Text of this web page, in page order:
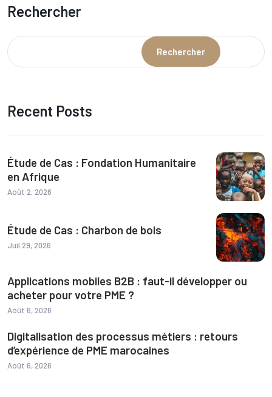
Rechercher
Rechercher
Recent Posts
Étude de Cas : Fondation Humanitaire
en Afrique
Août 2, 2026
Étude de Cas : Charbon de bois
Juil 29, 2026
Applications mobiles B2B : faut-il développer ou
acheter pour votre PME ?
Août 6, 2026
Digitalisation des processus métiers : retours
d’expérience de PME marocaines
Août 6, 2026